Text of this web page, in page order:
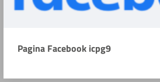
Pagina Facebook icpg9